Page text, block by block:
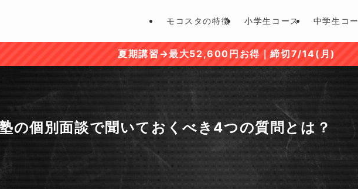
モコスタの特徴 小学生コース 中学生コ
夏期講習→最大52,600円お得｜締切7/14(月)
塾の個別面談で聞いておくべき4つの質問とは？